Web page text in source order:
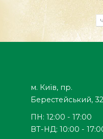
м. Київ, пр.
Берестейський, 32
ПН: 12:00 - 17:00
ВТ-НД: 10:00 -